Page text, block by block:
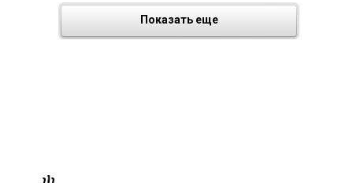
Показать еще